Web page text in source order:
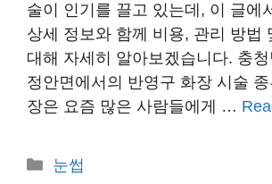
술이 인기를 끌고 있는데, 이 글에
상세 정보와 함께 비용, 관리 방법
대해 자세히 알아보겠습니다. 충청
정안면에서의 반영구 화장 시술
장은 요즘 많은 사람들에게 …
카
눈썹